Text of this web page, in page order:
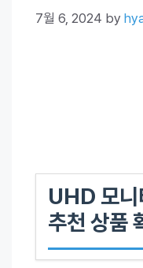
7월 6, 2024 by
UHD 모
추천 상품